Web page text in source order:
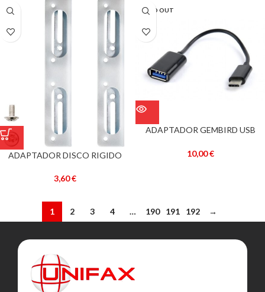
ADAPTADOR DISCO RIGIDO
NANOCABLE
3,60€
SOLD OUT
ADAPTADOR GEMBIRD USB
10,00€
1 2 3 4 … 190 191 192 →